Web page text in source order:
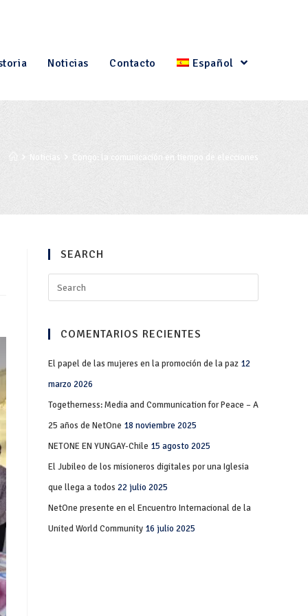
Noticias Contacto Español
Noticias Congo: la comunicación en tiempo de elecciones
SEARCH
COMENTARIOS RECIENTES
El papel de las mujeres en la promoción de la paz 12
marzo 2026
Togetherness: Media and Communication for Peace – A
25 años de NetOne 18 noviembre 2025
NETONE EN YUNGAY-Chile 15 agosto 2025
El Jubileo de los misioneros digitales por una Iglesia
que llega a todos 22 julio 2025
NetOne presente en el Encuentro Internacional de la
United World Community 16 julio 2025